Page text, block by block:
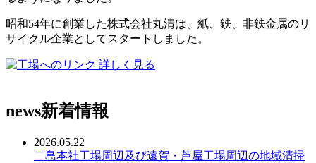
昭和54年に創業した株式会社丸清は、紙、鉄、非鉄金属のリ
サイクル企業としてスタートしました。
詳しく見る
news新着情報
2026.05.22
二島本社工場周辺及び遠賀・芦屋工場周辺の地域清掃